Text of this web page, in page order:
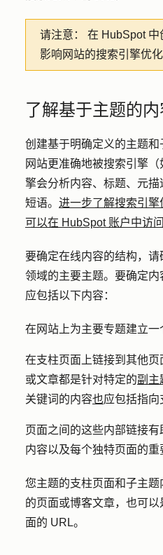
请注意： 在 HubSpot 中
影响网站的搜索引擎优化
了解基于主题的内
创建基于明确定义的主题
网站更准确地被搜索引擎（
擎会分析内容、标题、元
短语。 进一步了解搜索引
可以在 HubSpot 账户中访
要确定在线内容的结构，
领域的主要主题。要确定
应包括以下内容：
在网站上为主要专题建立一
在支柱页面上链接到其他
或文章都是针对特定的副主
关键词的内容也应包括指向
页面之间的这些内部链接
内容以及每个独特页面的重
您主题的支柱页面和子主
的页面或博客文章，也可
面的 URL。